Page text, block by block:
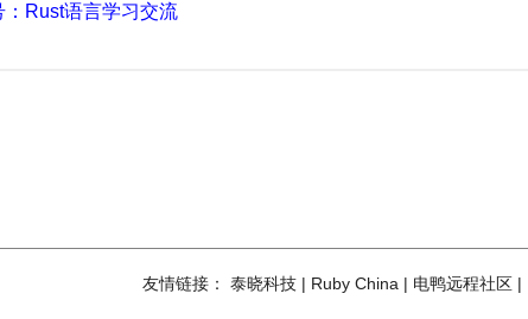
：Rust语言学习交流
友情链接： 泰晓科技| Ruby China | 电鸭远程社区|